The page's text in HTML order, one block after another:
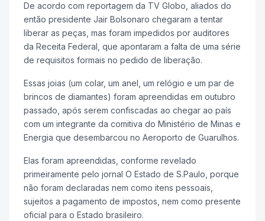
De acordo com reportagem da TV Globo, aliados do
então presidente Jair Bolsonaro chegaram a tentar
liberar as peças, mas foram impedidos por auditores
da Receita Federal, que apontaram a falta de uma série
de requisitos formais no pedido de liberação.
Essas joias (um colar, um anel, um relógio e um par de
brincos de diamantes) foram apreendidas em outubro
passado, após serem confiscadas ao chegar ao país
com um integrante da comitiva do Ministério de Minas e
Energia que desembarcou no Aeroporto de Guarulhos.
Elas foram apreendidas, conforme revelado
primeiramente pelo jornal O Estado de S.Paulo, porque
não foram declaradas nem como itens pessoais,
sujeitos a pagamento de impostos, nem como presente
oficial para o Estado brasileiro.